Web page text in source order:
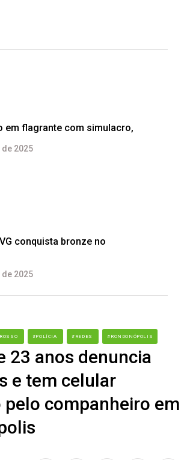
em flagrante com simulacro,
2025
conquista bronze no
2025
#POLÍCIA #REDES #RONDONÓPOLIS
23 anos denuncia
e tem celular
pelo companheiro em